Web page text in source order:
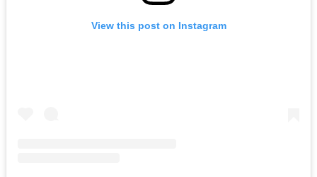
View this post on Instagram